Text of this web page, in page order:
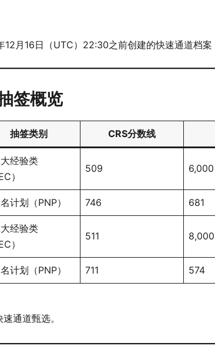
12月16日（UTC）22:30之前创建的快速通道档案
签概览
抽签类别 CRS分数线
经验类
）
509 6,000
计划（PNP） 746 681
经验类
）
511 8,000
计划（PNP） 711 574
速通道甄选。